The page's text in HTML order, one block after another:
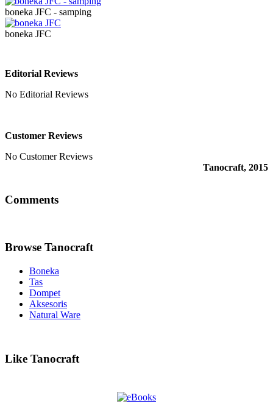
boneka JFC - samping
boneka JFC
Editorial Reviews
No Editorial Reviews
Customer Reviews
No Customer Reviews
Tanocraft, 2015
Comments
Browse Tanocraft
Boneka
Tas
Dompet
Aksesoris
Natural Ware
Like Tanocraft